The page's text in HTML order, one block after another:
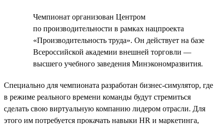
Чемпионат организован Центром
по производительности в рамках нацпроекта
«Производительность труда». Он действует на базе
Всероссийской академии внешней торговли —
высшего учебного заведения Минэкономразвития.
Специально для чемпионата разработан бизнес-симулятор, где
в режиме реального времени команды будут стремиться
сделать свою виртуальную компанию лидером отрасли. Для
этого им потребуется прокачать навыки HR и маркетинга,